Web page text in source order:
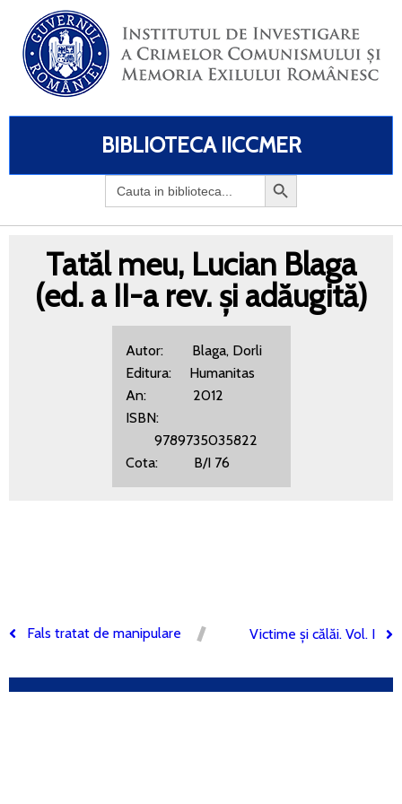
BIBLIOTECA IICCMER
Search
for:
Tatăl meu, Lucian Blaga
(ed. a II-a rev. și adăugită)
Autor: Blaga, Dorli
Editura: Humanitas
An: 2012
ISBN:
9789735035822
Cota: B/I 76
Fals tratat de manipulare Victime și călăi. Vol. I